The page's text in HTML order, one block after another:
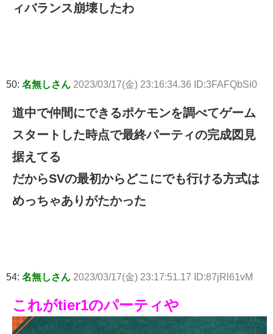
ィバランス崩壊したわ
50: 名無しさん 2023/03/17(金) 23:16:34.36 ID:3FAFQbSi0
道中で仲間にできるポケモンを調べてゲーム
スタートした時点で最終パーティの完成図見
据えてる
だからSVの最初からどこにでも行ける方式は
めっちゃありがたかった
54: 名無しさん 2023/03/17(金) 23:17:51.17 ID:87jRl61vM
これがtier1のパーティや